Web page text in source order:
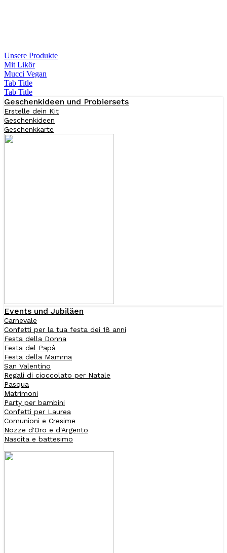
Unsere Produkte
Mit Likör
Mucci Vegan
Tab Title
Tab Title
Geschenkideen und Probiersets
Erstelle dein Kit
Geschenkideen
Geschenkkarte
Events und Jubiläen
Carnevale
Confetti per la tua festa dei 18 anni
Festa della Donna
Festa del Papà
Festa della Mamma
San Valentino
Regali di cioccolato per Natale
Pasqua
Matrimoni
Party per bambini
Confetti per Laurea
Comunioni e Cresime
Nozze d'Oro e d'Argento
Nascita e battesimo